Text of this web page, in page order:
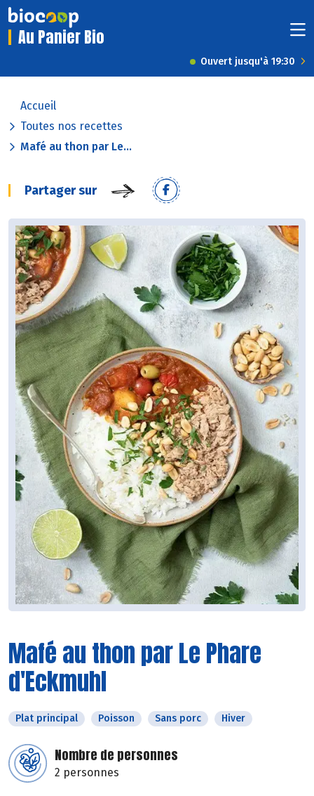
Au Panier Bio
Ouvert jusqu'à 19:30
Accueil
Toutes nos recettes
Mafé au thon par Le...
Partager sur
Mafé au thon par Le Phare
d'Eckmuhl
Plat principal Poisson Sans porc Hiver
Nombre de personnes
2 personnes